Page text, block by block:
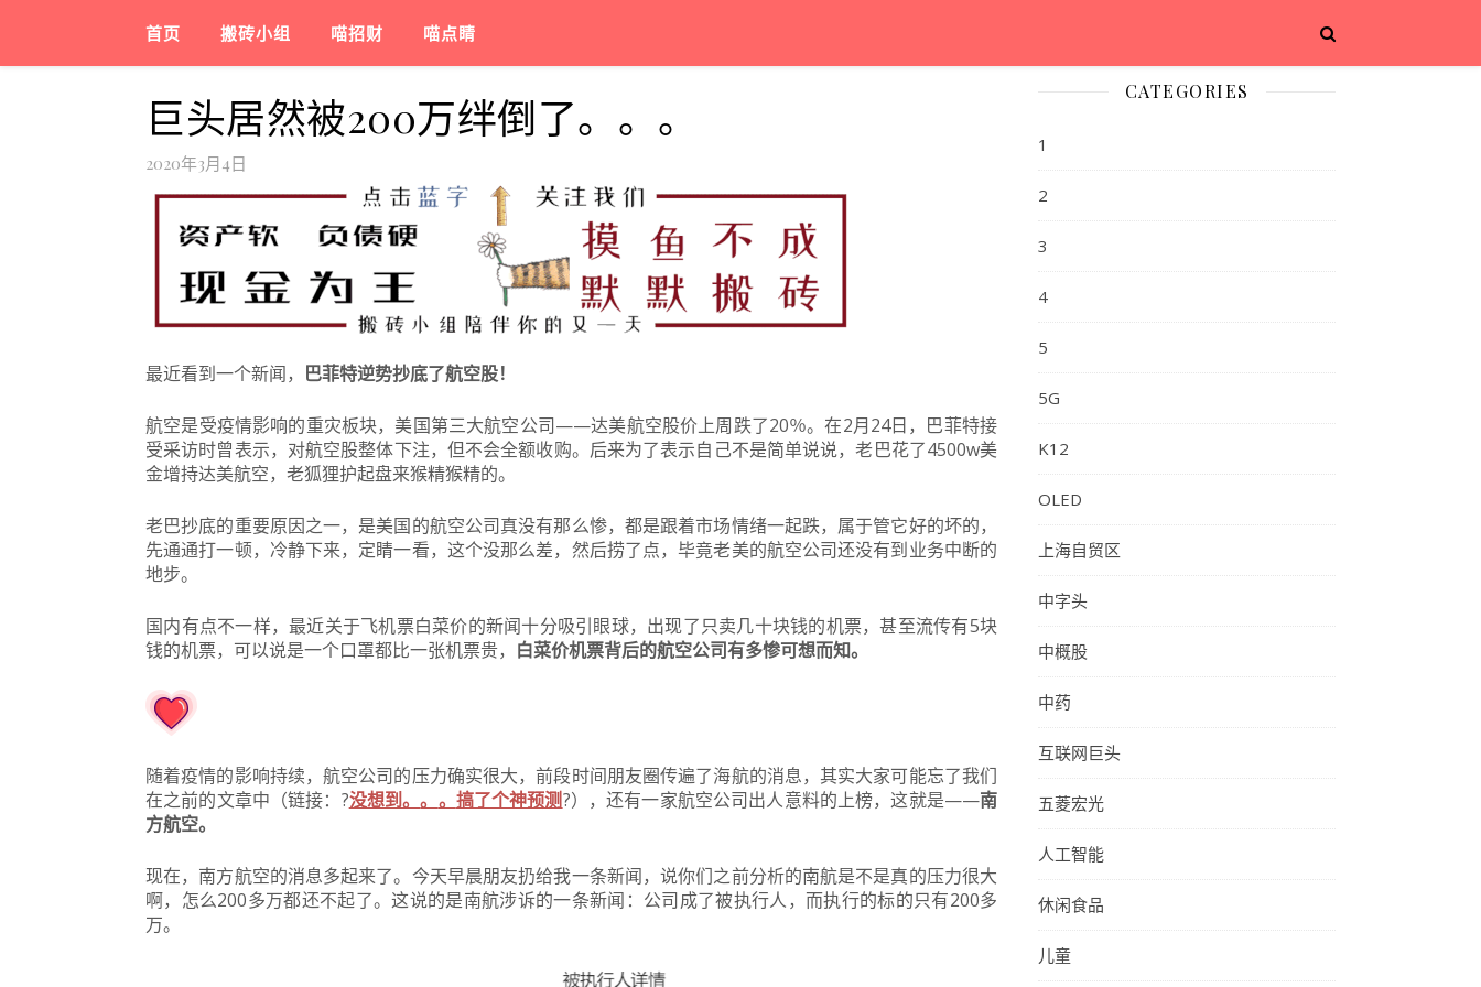
首页 搬砖小组 喵招财 喵点睛
巨头居然被200万绊倒了。。。
2020年3月4日
最近看到一个新闻， 巴菲特逆势抄底了航空股！
航空是受疫情影响的重灾板块，美国第三大航空公司——达美航空股价上周跌了20％。在2月24日，巴菲特接
受采访时曾表示，对航空股整体下注，但不会全额收购。后来为了表示自己不是简单说说，老巴花了4500w美
金增持达美航空，老狐狸护起盘来猴精猴精的。
老巴抄底的重要原因之一，是美国的航空公司真没有那么惨，都是跟着市场情绪一起跌，属于管它好的坏的，
先通通打一顿，冷静下来，定睛一看，这个没那么差，然后捞了点，毕竟老美的航空公司还没有到业务中断的
地步。
国内有点不一样，最近关于飞机票白菜价的新闻十分吸引眼球，出现了只卖几十块钱的机票，甚至流传有5块
钱的机票，可以说是一个口罩都比一张机票贵， 白菜价机票背后的航空公司有多惨可想而知。
随着疫情的影响持续，航空公司的压力确实很大，前段时间朋友圈传遍了海航的消息，其实大家可能忘了我们
在之前的文章中（链接：?没想到。。 。 搞了个神预测?），还有一家航空公司出人意料的上榜，这就是——南
方航空。
现在，南方航空的消息多起来了。今天早晨朋友扔给我一条新闻，说你们之前分析的南航是不是真的压力很大
啊，怎么200多万都还不起了。这说的是南航涉诉的一条新闻：公司成了被执行人，而执行的标的只有200多
万。
CATEGORIES
1
2
3
4
5
5G
K12
OLED
上海自贸区
中字头
中概股
中药
互联网巨头
五菱宏光
人工智能
休闲食品
儿童